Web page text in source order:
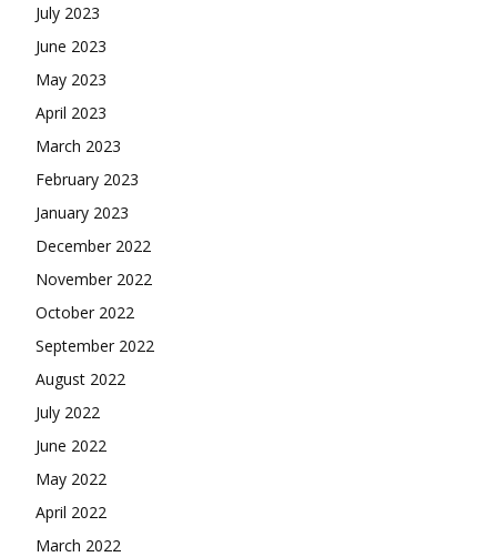
July 2023
June 2023
May 2023
April 2023
March 2023
February 2023
January 2023
December 2022
November 2022
October 2022
September 2022
August 2022
July 2022
June 2022
May 2022
April 2022
March 2022